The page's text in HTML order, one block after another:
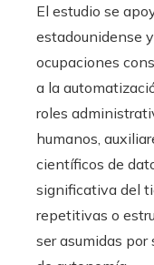
El estudio se
estadounidense
ocupaciones
a la
roles
humanos,
científicos de
significativa del
repetitivas o
ser asumidas